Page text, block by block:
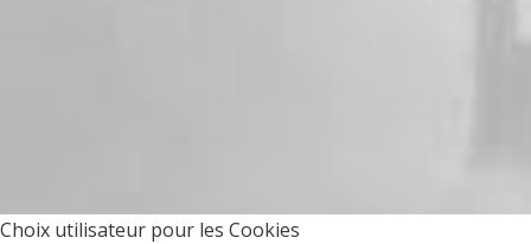
Choix utilisateur pour les Cookies